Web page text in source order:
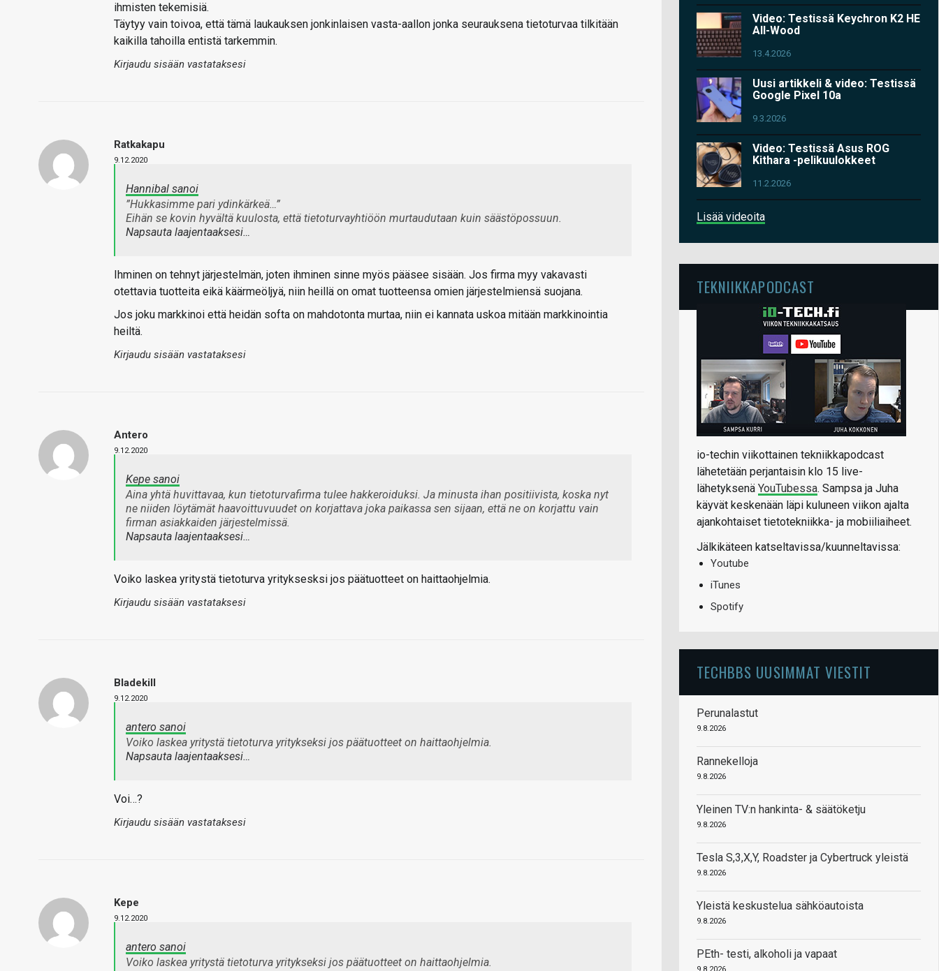
ihmisten tekemisiä.
Täytyy vain toivoa, että tämä laukauksen jonkinlaisen vasta-aallon jonka seurauksena tietoturvaa tilkitään
kaikilla tahoilla entistä tarkemmin.
Kirjaudu sisään vastataksesi
Ratkakapu
9.12.2020
Hannibal sanoi
”Hukkasimme pari ydinkärkeä…”
Eihän se kovin hyvältä kuulosta, että tietoturvayhtiöön murtaudutaan kuin säästöpossuun.
Napsauta laajentaaksesi…
Ihminen on tehnyt järjestelmän, joten ihminen sinne myös pääsee sisään. Jos firma myy vakavasti
otettavia tuotteita eikä käärmeöljyä, niin heillä on omat tuotteensa omien järjestelmiensä suojana.
Jos joku markkinoi että heidän softa on mahdotonta murtaa, niin ei kannata uskoa mitään markkinointia
heiltä.
Kirjaudu sisään vastataksesi
Antero
9.12.2020
Kepe sanoi
Aina yhtä huvittavaa, kun tietoturvafirma tulee hakkeroiduksi. Ja minusta ihan positiivista, koska nyt
ne niiden löytämät haavoittuvuudet on korjattava joka paikassa sen sijaan, että ne on korjattu vain
firman asiakkaiden järjestelmissä.
Napsauta laajentaaksesi…
Voiko laskea yritystä tietoturva yrityksesksi jos päätuotteet on haittaohjelmia.
Kirjaudu sisään vastataksesi
Bladekill
9.12.2020
antero sanoi
Voiko laskea yritystä tietoturva yritykseksi jos päätuotteet on haittaohjelmia.
Napsauta laajentaaksesi…
Voi…?
Kirjaudu sisään vastataksesi
Kepe
9.12.2020
antero sanoi
Voiko laskea yritystä tietoturva yritykseksi jos päätuotteet on haittaohjelmia.
Video: Testissä Keychron K2 HE
All-Wood
13.4.2026
Uusi artikkeli & video: Testissä
Google Pixel 10a
9.3.2026
Video: Testissä Asus ROG
Kithara -pelikuulokkeet
11.2.2026
Lisää videoita
TEKNIIKKAPODCAST
io-techin viikottainen tekniikkapodcast
lähetetään perjantaisin klo 15 live-
lähetyksenä YouTubessa. Sampsa ja Juha
käyvät keskenään läpi kuluneen viikon ajalta
ajankohtaiset tietotekniikka- ja mobiiliaiheet.
Jälkikäteen katseltavissa/kuunneltavissa:
Youtube
iTunes
Spotify
TECHBBS UUSIMMAT VIESTIT
Perunalastut
9.8.2026
Rannekelloja
9.8.2026
Yleinen TV:n hankinta- & säätöketju
9.8.2026
Tesla S,3,X,Y, Roadster ja Cybertruck yleistä
9.8.2026
Yleistä keskustelua sähköautoista
9.8.2026
PEth- testi, alkoholi ja vapaat
9.8.2026